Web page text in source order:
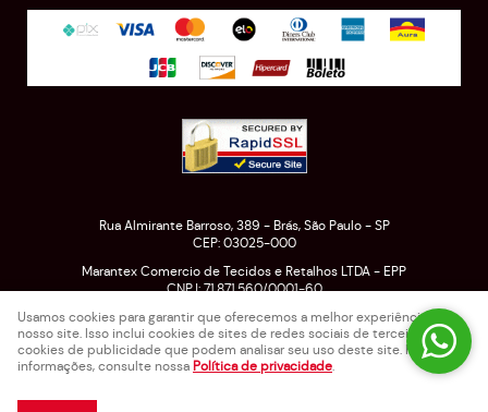
Rua Almirante Barroso, 389 - Brás, São Paulo- SP
CEP: 03025-000
Marantex Comercio de Tecidos e Retalhos LTDA - EPP
CNPJ: 71.871.560/0001-60
LOJA VIRTUAL CRIADA POR
Usamos cookies para garantir que oferecemos a melhor experiência em
nosso site. Isso inclui cookies de sites de redes sociais de terceiros e
cookies de publicidade que podem analisar seu uso deste site. Para mais
informações, consulte nossa Política de privacidade.